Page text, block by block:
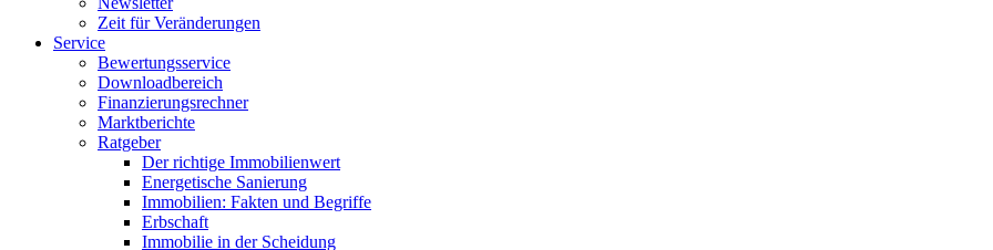
Zeit für Veränderungen
Service
Bewertungsservice
Downloadbereich
Finanzierungsrechner
Marktberichte
Ratgeber
Der richtige Immobilienwert
Energetische Sanierung
Immobilien: Fakten und Begriffe
Erbschaft
Immobilie in der Scheidung